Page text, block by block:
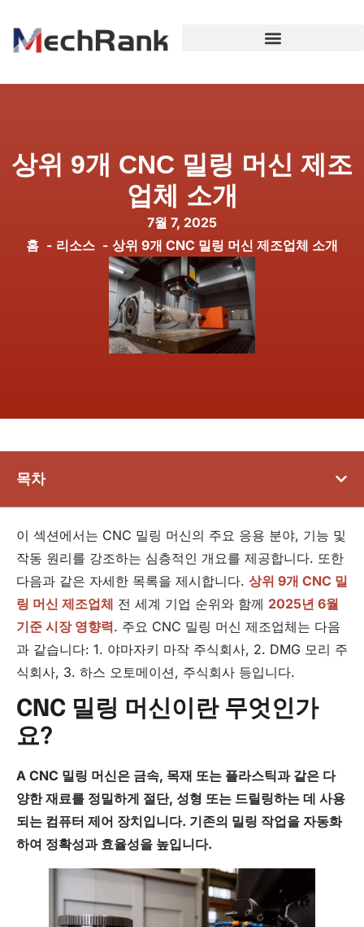
상위 9개 CNC 밀링 머신 제조
업체 소개
7월 7, 2025
홈
리소스 상위 9개 CNC 밀링 머신 제조업체 소개
목차
이 섹션에서는 CNC 밀링 머신의 주요 응용 분야, 기능 및
작동 원리를 강조하는 심층적인 개요를 제공합니다. 또한
다음과 같은 자세한 목록을 제시합니다. 상위 9개 CNC 밀
링 머신 제조업체 전 세계 기업 순위와 함께 2025년 6월
기준 시장 영향력. 주요 CNC 밀링 머신 제조업체는 다음
과 같습니다: 1. 야마자키 마작 주식회사, 2. DMG 모리 주
식회사, 3. 하스 오토메이션, 주식회사 등입니다.
CNC 밀링 머신이란 무엇인가
요?
A CNC 밀링 머신은 금속, 목재 또는 플라스틱과 같은 다
양한 재료를 정밀하게 절단, 성형 또는 드릴링하는 데 사용
되는 컴퓨터 제어 장치입니다. 기존의 밀링 작업을 자동화
하여 정확성과 효율성을 높입니다.